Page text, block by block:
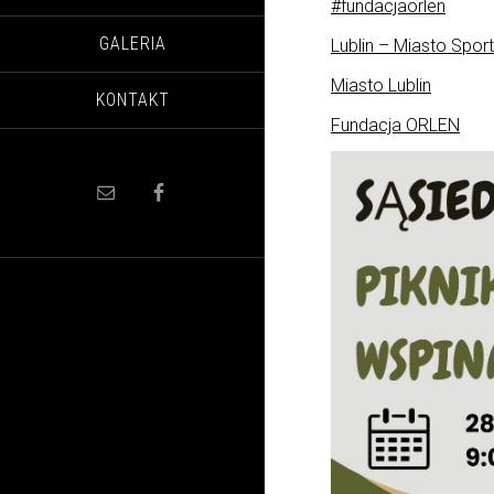
GALERIA
KONTAKT
#fundacjaorlen
Lublin – Miasto
Miasto Lublin
Fundacja ORLEN